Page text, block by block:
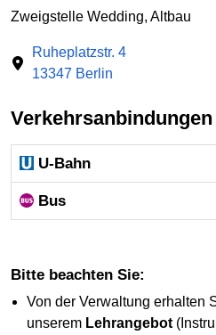
Zweigstelle Wedding, Altbau
Ruheplatzstr. 4
13347 Berlin
Verkehrsanbindungen
U-Bahn
Bus
Bitte beachten Sie:
Von der Verwaltung erhalten
unserem Lehrangebot